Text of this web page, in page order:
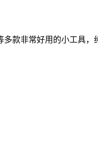
款非常好用的小工具